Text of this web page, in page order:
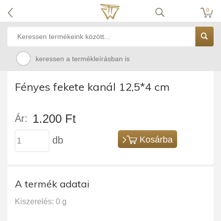
0
keressen a termékleírásban is
Fényes fekete kanál 12,5*4 cm
Ár: 1.200 Ft
db Kosárba
A termék adatai
Kiszerelés: 0 g